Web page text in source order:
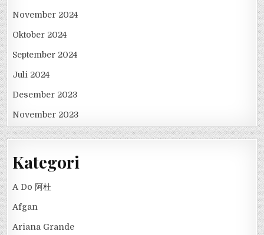
November 2024
Oktober 2024
September 2024
Juli 2024
Desember 2023
November 2023
Kategori
A Do 阿杜
Afgan
Ariana Grande